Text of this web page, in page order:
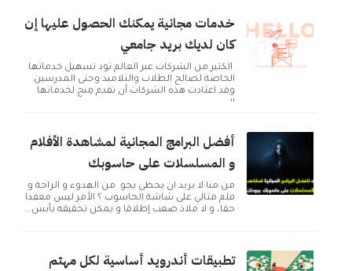
خدمات مجانية يمكنك الحصول عليها إن
كان لديك بريد جامعي
الكثير من الشركات عبر العالم تود تسهيل خدماتها
الخاصة لصالح الطلاب والتلاميذ وحتى المدرسين.
وقد اعتادت هذه الشركات أن تقدم مِنح لخدماتها
ال...
أفضل البرامج المجانية لمشاهدة الأفلام
و المسلسلات على حاسوبك
من منا لا يريد ان يحظى بجو من الهدوء و الراحة و
فلم مثالي على شاشة الحاسوب ؟ الأمر ليس معقدا
حقا، و لا ملاذ صعب إطلاقا و يمكن تحقيقه بأبس...
تطبيقات أندرويد أساسية لكل مهتم